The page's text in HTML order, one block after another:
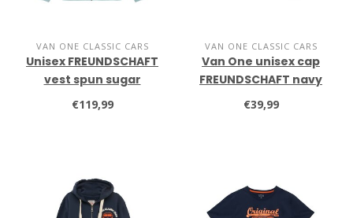
VAN ONE CLASSIC CARS
Unisex FREUNDSCHAFT
vest spun sugar
€119,99
VAN ONE CLASSIC CARS
Van One unisex cap
FREUNDSCHAFT navy
€39,99